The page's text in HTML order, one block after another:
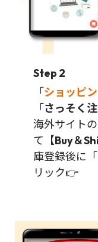
Step 2
「ショッピ
「さっそく
海外サイト
て【Buy＆
庫登録後に「
リック👉